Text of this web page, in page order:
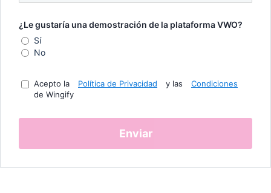
¿Le gustaría una demostración de la plataforma VWO?
Sí
No
Acepto la Política de Privacidad y las
Condiciones
de Wingify
Enviar